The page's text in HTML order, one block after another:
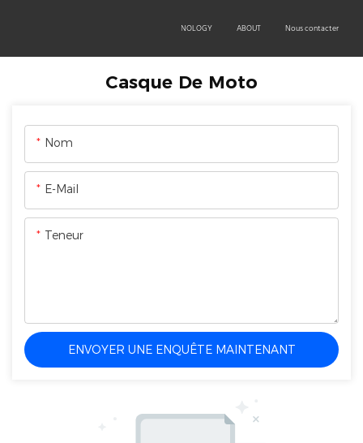
TECHNOLOGY ABOUT Nous contacter
Casque De Moto
Nom
E-Mail
Teneur
ENVOYER UNE ENQUÊTE MAINTENANT